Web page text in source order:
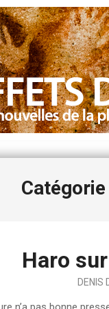
Haro
DENIS